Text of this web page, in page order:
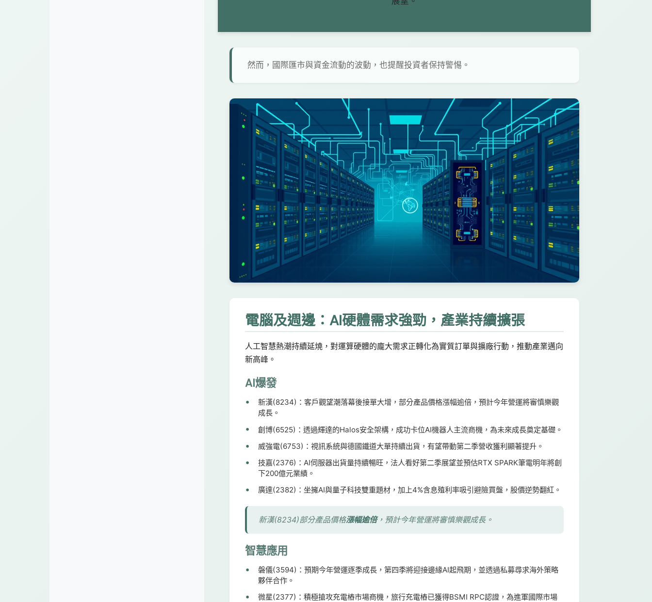
然而，國際匯市與資金流動的波動，也提醒投資者保持警惕。
電腦及週邊：AI硬體需求強勁，產業持續擴張
人工智慧熱潮持續延燒，對運算硬體的龐大需求正轉化為實質訂單與擴廠行動，推動產業邁向
新高峰。
AI爆發
新漢(8234)：客戶觀望潮落幕後接單大增，部分產品價格漲幅逾倍，預計今年營運將審慎樂觀
成長。
創博(6525)：透過輝達的Halos安全架構，成功卡位AI機器人主流商機，為未來成長奠定基礎。
威強電(6753)：視訊系統與德國鐵道大單持續出貨，有望帶動第二季營收獲利顯著提升。
技嘉(2376)：AI伺服器出貨量持續暢旺，法人看好第二季展望並預估RTX SPARK筆電明年將創
下200億元業績。
廣達(2382)：坐擁AI與量子科技雙重題材，加上4%含息殖利率吸引避險買盤，股價逆勢翻紅。
新漢(8234)部分產品價格漲幅逾倍，預計今年營運將審慎樂觀成長。
智慧應用
磐儀(3594)：預期今年營運逐季成長，第四季將迎接邊緣AI起飛期，並透過私募尋求海外策略
夥伴合作。
微星(2377)：積極搶攻充電樁市場商機，旅行充電樁已獲得BSMI RPC認證，為進軍國際市場